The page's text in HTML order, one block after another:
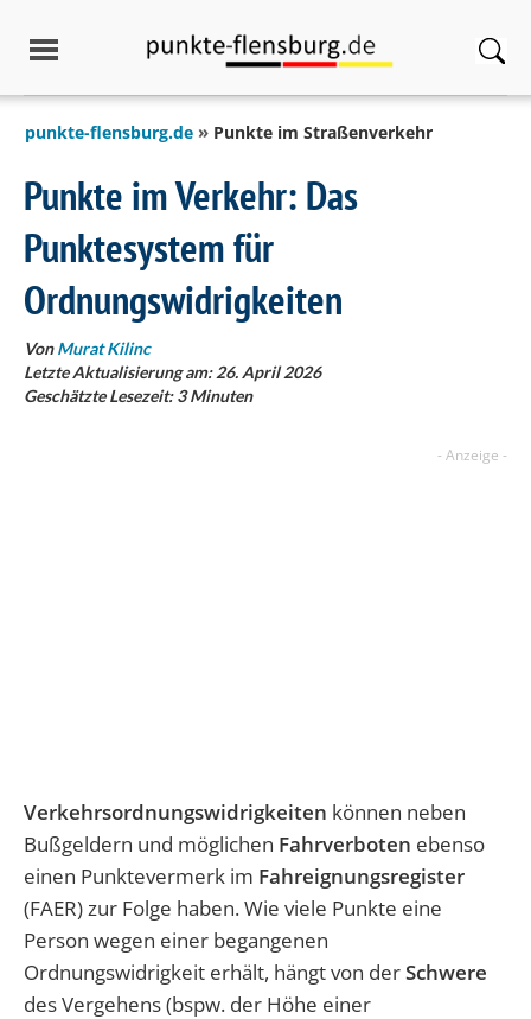
punkte-flensburg.de Punkte im Straßenverkehr
Punkte im Verkehr: Das
Punktesystem für
Ordnungswidrigkeiten
VonMurat Kilinc
Letzte Aktualisierung am: 26. April 2026
Geschätzte Lesezeit:3 Minuten
Verkehrsordnungswidrigkeiten können neben
Bußgeldern und möglichen Fahrverboten ebenso
einen Punktevermerk im Fahreignungsregister
(FAER) zur Folge haben. Wie viele Punkte eine
Person wegen einer begangenen
Ordnungswidrigkeit erhält, hängt von derSchwere
des Vergehens (bspw. der Höhe einer